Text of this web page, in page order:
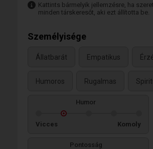
Kattints bármelyik jellemzésre, ha
minden társkeresőt, aki ezt állította be.
Személyisége
Állatbarát Empatikus
Humoros Rugalmas
Humor
Vicces Komoly
Pontosság